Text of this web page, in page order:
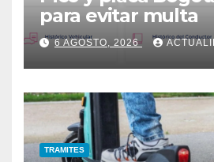
para evitar multa
6 AGOSTO, 2026
TRAMITES